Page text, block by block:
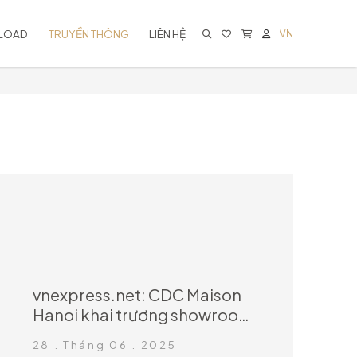
TRUYỀN THÔNG LIÊN HỆ VN
vnexpress.net: CDC Maison
Hanoi khai trương showroom
28 . Tháng 06 . 2025